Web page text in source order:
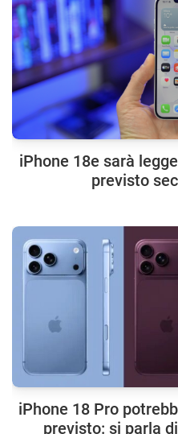
iPhone 18e sarà
previsto
iPhone 18 Pro
previsto: si parla